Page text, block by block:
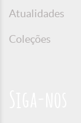
Atualidades
Coleções